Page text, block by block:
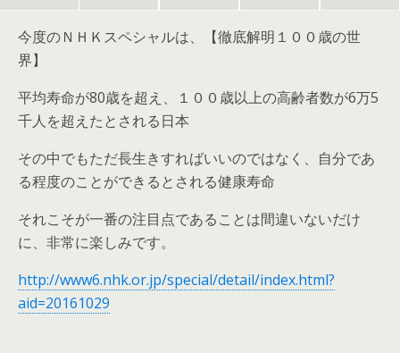
今度のＮＨＫスペシャルは、【徹底解明１００歳の世
界】
平均寿命が80歳を超え、１００歳以上の高齢者数が6万5
千人を超えたとされる日本
その中でもただ長生きすればいいのではなく、自分であ
る程度のことができるとされる健康寿命
それこそが一番の注目点であることは間違いないだけ
に、非常に楽しみです。
http://www6.nhk.or.jp/special/detail/index.html?
aid=20161029